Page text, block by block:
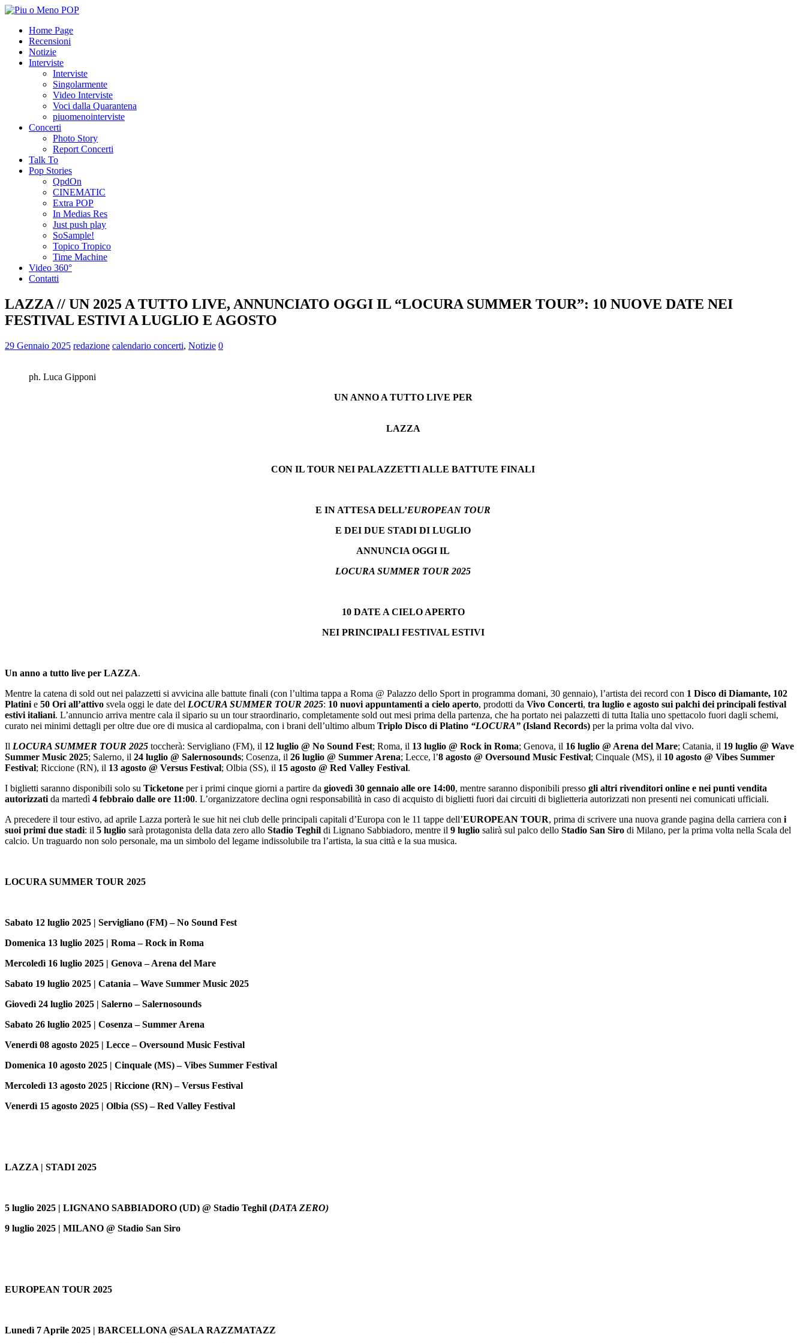
Home Page
Recensioni
Notizie
Interviste
Interviste
Singolarmente
Video Interviste
Voci dalla Quarantena
piuomenointerviste
Concerti
Photo Story
Report Concerti
Talk To
Pop Stories
QpdOn
CINEMATIC
Extra POP
In Medias Res
Just push play
SoSample!
Topico Tropico
Time Machine
Video 360°
Contatti
LAZZA // UN 2025 A TUTTO LIVE, ANNUNCIATO OGGI IL “LOCURA SUMMER TOUR”: 10 NUOVE DATE NEI
FESTIVAL ESTIVI A LUGLIO E AGOSTO
29 Gennaio 2025 redazione calendario concerti, Notizie 0
ph. Luca Gipponi
UN ANNO A TUTTO LIVE PER
LAZZA
CON IL TOUR NEI PALAZZETTI ALLE BATTUTE FINALI
E IN ATTESA DELL’EUROPEAN TOUR
E DEI DUE STADI DI LUGLIO
ANNUNCIA OGGI IL
LOCURA SUMMER TOUR 2025
10 DATE A CIELO APERTO
NEI PRINCIPALI FESTIVAL ESTIVI
Un anno a tutto live per LAZZA.
Mentre la catena di sold out nei palazzetti si avvicina alle battute finali (con l’ultima tappa a Roma @ Palazzo dello Sport in programma domani, 30 gennaio), l’artista dei record con 1 Disco di Diamante, 102
Platini e 50 Ori all’attivo svela oggi le date del LOCURA SUMMER TOUR 2025: 10 nuovi appuntamenti a cielo aperto, prodotti da Vivo Concerti, tra luglio e agosto sui palchi dei principali festival
estivi italiani. L’annuncio arriva mentre cala il sipario su un tour straordinario, completamente sold out mesi prima della partenza, che ha portato nei palazzetti di tutta Italia uno spettacolo fuori dagli schemi,
curato nei minimi dettagli per oltre due ore di musica al cardiopalma, con i brani dell’ultimo album Triplo Disco di Platino “LOCURA” (Island Records) per la prima volta dal vivo.
Il LOCURA SUMMER TOUR 2025 toccherà: Servigliano (FM), il 12 luglio @ No Sound Fest; Roma, il 13 luglio @ Rock in Roma; Genova, il 16 luglio @ Arena del Mare; Catania, il 19 luglio @ Wave
Summer Music 2025; Salerno, il 24 luglio @ Salernosounds; Cosenza, il 26 luglio @ Summer Arena; Lecce, l’8 agosto @ Oversound Music Festival; Cinquale (MS), il 10 agosto @ Vibes Summer
Festival; Riccione (RN), il 13 agosto @ Versus Festival; Olbia (SS), il 15 agosto @ Red Valley Festival.
I biglietti saranno disponibili solo su Ticketone per i primi cinque giorni a partire da giovedì 30 gennaio alle ore 14:00, mentre saranno disponibili presso gli altri rivenditori online e nei punti vendita
autorizzati da martedì 4 febbraio dalle ore 11:00. L’organizzatore declina ogni responsabilità in caso di acquisto di biglietti fuori dai circuiti di biglietteria autorizzati non presenti nei comunicati ufficiali.
A precedere il tour estivo, ad aprile Lazza porterà le sue hit nei club delle principali capitali d’Europa con le 11 tappe dell’EUROPEAN TOUR, prima di scrivere una nuova grande pagina della carriera con i
suoi primi due stadi: il 5 luglio sarà protagonista della data zero allo Stadio Teghil di Lignano Sabbiadoro, mentre il 9 luglio salirà sul palco dello Stadio San Siro di Milano, per la prima volta nella Scala del
calcio. Un traguardo non solo personale, ma un simbolo del legame indissolubile tra l’artista, la sua città e la sua musica.
LOCURA SUMMER TOUR 2025
Sabato 12 luglio 2025 | Servigliano (FM) – No Sound Fest
Domenica 13 luglio 2025 | Roma – Rock in Roma
Mercoledì 16 luglio 2025 | Genova – Arena del Mare
Sabato 19 luglio 2025 | Catania – Wave Summer Music 2025
Giovedì 24 luglio 2025 | Salerno – Salernosounds
Sabato 26 luglio 2025 | Cosenza – Summer Arena
Venerdì 08 agosto 2025 | Lecce – Oversound Music Festival
Domenica 10 agosto 2025 | Cinquale (MS) – Vibes Summer Festival
Mercoledì 13 agosto 2025 | Riccione (RN) – Versus Festival
Venerdì 15 agosto 2025 | Olbia (SS) – Red Valley Festival
LAZZA | STADI 2025
5 luglio 2025 | LIGNANO SABBIADORO (UD) @ Stadio Teghil (DATA ZERO)
9 luglio 2025 | MILANO @ Stadio San Siro
EUROPEAN TOUR 2025
Lunedì 7 Aprile 2025 | BARCELLONA @SALA RAZZMATAZZ